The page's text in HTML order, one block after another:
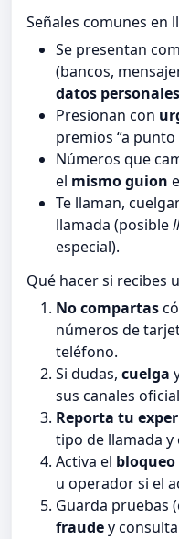
Señales comunes en
Se presentan
(bancos,
datos personales
Presionan con
premios “a
Números que
el mismo guion
Te llaman,
llamada (posible
especial).
Qué hacer si recibes
No compartas
números de
teléfono.
Si dudas, cuelga
sus canales
Reporta tu
tipo de llamada
Activa el
u operador si el
Guarda pruebas
fraudey